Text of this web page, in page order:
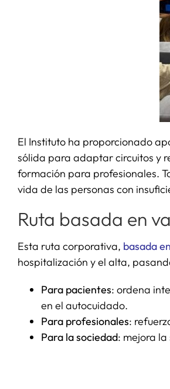
El Instituto ha proporcionado
sólida para adaptar circuitos y
formación para profesionales.
vida de las personas con
Ruta basada en
Esta ruta corporativa, basada
hospitalización y el alta,
Para pacientes: ordena
en el autocuidado.
Para profesionales:
Para la sociedad: mejora